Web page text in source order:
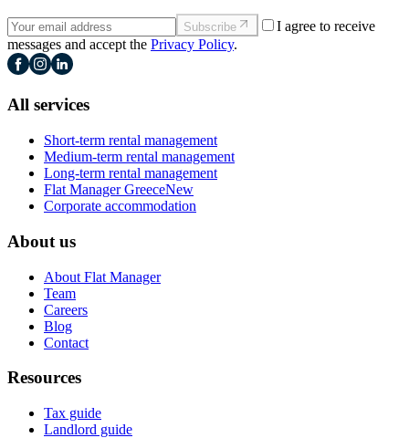
Subscribe
I agree to receive
messages and accept the Privacy Policy.
All services
Short-term rental management
Medium-term rental management
Long-term rental management
Flat Manager GreeceNew
Corporate accommodation
About us
About Flat Manager
Team
Careers
Blog
Contact
Resources
Tax guide
Landlord guide